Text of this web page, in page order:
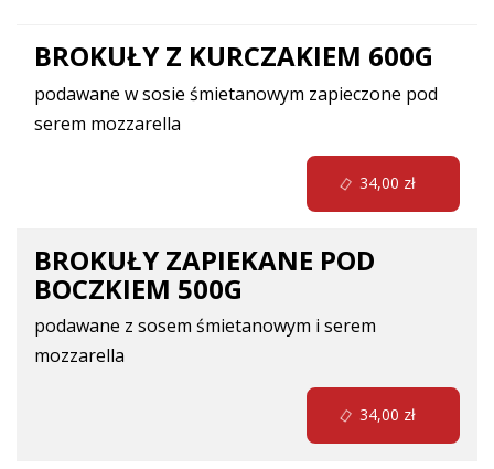
BROKUŁY Z KURCZAKIEM 600G
podawane w sosie śmietanowym zapieczone pod
serem mozzarella
BROKUŁY ZAPIEKANE POD
BOCZKIEM 500G
podawane z sosem śmietanowym i serem
mozzarella